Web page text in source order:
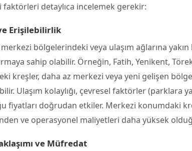
faktörleri detaylıca incelemek gerekir:
Erişilebilirlik
merkezi bölgelerindeki veya ulaşım ağlarına
sahip olabilir. Örneğin, Fatih, Yenikent,
kreşler, daha az merkezi veya yeni gelişen
Ulaşım kolaylığı, çevresel faktörler (parklara
fiyatları doğrudan etkiler. Merkezi konumdaki
ve operasyonel maliyetleri daha yüksek
ve Müfredat